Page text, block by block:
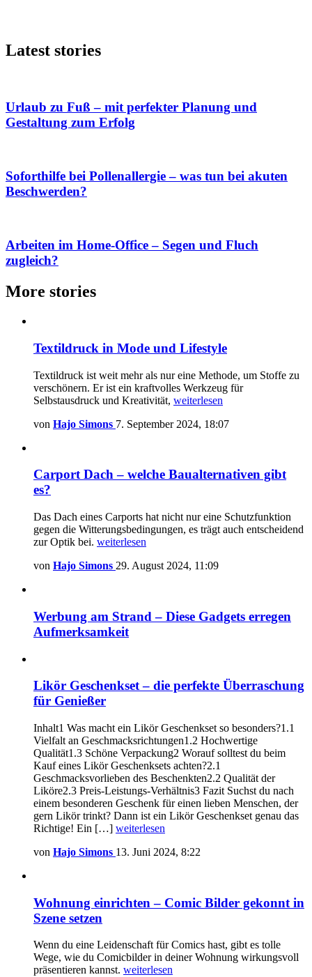
Latest stories
Urlaub zu Fuß – mit perfekter Planung und
Gestaltung zum Erfolg
Soforthilfe bei Pollenallergie – was tun bei akuten
Beschwerden?
Arbeiten im Home-Office – Segen und Fluch
zugleich?
More stories
Textildruck in Mode und Lifestyle
Textildruck ist weit mehr als nur eine Methode, um Stoffe zu
verschönern. Er ist ein kraftvolles Werkzeug für
Selbstausdruck und Kreativität, weiterlesen
von Hajo Simons 7. September 2024, 18:07
Carport Dach – welche Baualternativen gibt
es?
Das Dach eines Carports hat nicht nur eine Schutzfunktion
gegen die Witterungsbedingungen, es trägt auch entscheidend
zur Optik bei. weiterlesen
von Hajo Simons 29. August 2024, 11:09
Werbung am Strand – Diese Gadgets erregen
Aufmerksamkeit
Likör Geschenkset – die perfekte Überraschung
für Genießer
Inhalt1 Was macht ein Likör Geschenkset so besonders?1.1
Vielfalt an Geschmacksrichtungen1.2 Hochwertige
Qualität1.3 Schöne Verpackung2 Worauf solltest du beim
Kauf eines Likör Geschenksets achten?2.1
Geschmacksvorlieben des Beschenkten2.2 Qualität der
Liköre2.3 Preis-Leistungs-Verhältnis3 Fazit Suchst du nach
einem besonderen Geschenk für einen lieben Menschen, der
gern Likör trinkt? Dann ist ein Likör Geschenkset genau das
Richtige! Ein […] weiterlesen
von Hajo Simons 13. Juni 2024, 8:22
Wohnung einrichten – Comic Bilder gekonnt in
Szene setzen
Wenn du eine Leidenschaft für Comics hast, gibt es tolle
Wege, wie du Comicbilder in deiner Wohnung wirkungsvoll
präsentieren kannst. weiterlesen